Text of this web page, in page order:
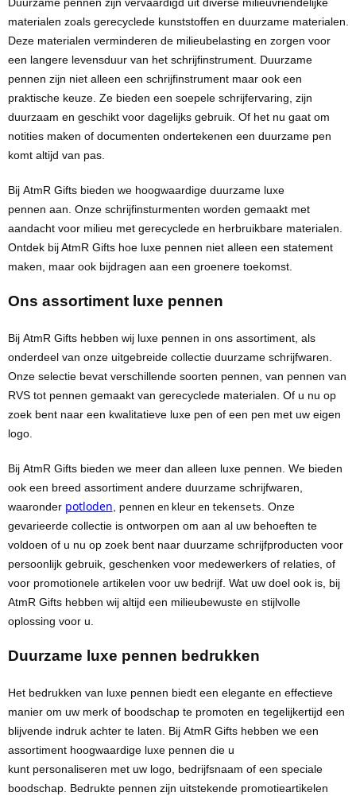
Bloembollen en zaden
Kweektuintjes
Planten en accessoires
Golfballen
Golfartikelen
Smartwatch-Fitbit
Sport overig
Outdoor
Picknickartikelen
Kweektuintjes
Fietsartikelen
BBQ artikelen
Duurzame pennen zijn vervaardigd uit diversemilieuvriendelijke
materialen zoals gerecyclede kunststoffen en duurzame materialen.
Deze materialen verminderen de milieubelasting en zorgen voor
een langere levensduur van het schrijfinstrument. Duurzame
pennen zijn niet alleen een schrijfinstrument maar ook een
praktische keuze. Ze bieden een soepele schrijfervaring, zijn
duurzaam en geschikt voor dagelijks gebruik. Of het nu gaat om
notities maken of documenten ondertekenen een duurzame pen
komt altijd van pas.
Bij AtmRGiftsbieden we hoogwaardige duurzame luxe
pennen aan. Onze schrijfinsturmenten worden gemaakt met
aandacht voor milieu met gerecyclede en herbruikbare materialen.
Ontdek bijAtmRGifts hoe luxe pennen niet alleen een statement
maken, maar ook bijdragen aan een groenere toekomst.
Ons assortiment luxe pennen
Bij AtmRGifts hebben wij luxe pennen in ons assortiment, als
onderdeel van onze uitgebreide collectie duurzame schrijfwaren.
Onze selectie bevat verschillende soorten pennen, van pennen van
RVS tot pennen gemaakt van gerecycledematerialen. Of u nu op
zoek bent naar een kwalitatieve luxe pen of een pen met uw eigen
logo.
Bij AtmRGifts bieden we meer dan alleen luxe pennen. We bieden
ook een breed assortiment andere duurzame schrijfwaren,
waaronder potloden, pennen en kleur en tekensets. Onze
gevarieerde collectie is ontworpen om aan al uw behoeften te
voldoen of u nu op zoek bent naar duurzame schrijfproducten voor
persoonlijk gebruik, geschenken voor medewerkers of relaties, of
voor promotionele artikelen voor uw bedrijf. Wat uw doel ook is, bij
AtmRGifts hebben wij altijd een milieubewuste en stijlvolle
oplossing voor u.
Duurzame luxe pennen bedrukken
Het bedrukken van luxe pennen biedt een elegante en effectieve
manier om uw merk of boodschap te promoten en tegelijkertijd een
blijvende indrukachter te laten. Bij AtmRGifts hebben we een
assortiment hoogwaardige luxe pennen die u
kunt personaliseren met uw logo, bedrijfsnaam of een speciale
boodschap. Bedrukte pennen zijn uitstekende promotieartikelen